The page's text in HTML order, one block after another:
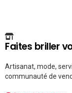
Faites briller
Artisanat, mode,
communauté de